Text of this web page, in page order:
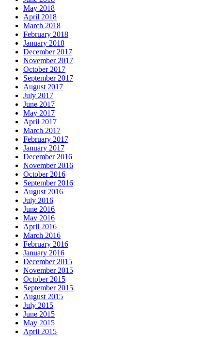
May 2018
April 2018
March 2018
February 2018
January 2018
December 2017
November 2017
October 2017
September 2017
August 2017
July 2017
June 2017
May 2017
April 2017
March 2017
February 2017
January 2017
December 2016
November 2016
October 2016
September 2016
August 2016
July 2016
June 2016
May 2016
April 2016
March 2016
February 2016
January 2016
December 2015
November 2015
October 2015
September 2015
August 2015
July 2015
June 2015
May 2015
April 2015